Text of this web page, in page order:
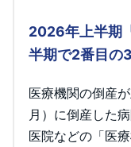
2026年上半期
半期で2番目の
医療機関の倒産
月）に倒産した
医院などの「医